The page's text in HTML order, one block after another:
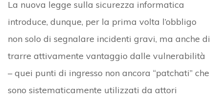
La nuova legge sulla sicurezza informatica
introduce, dunque, per la prima volta l’obbligo
non solo di segnalare incidenti gravi, ma anche di
trarre attivamente vantaggio dalle vulnerabilità
– quei punti di ingresso non ancora “patchati” che
sono sistematicamente utilizzati da attori